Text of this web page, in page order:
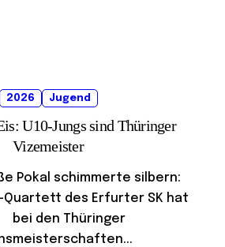
2026 Jugend
U10-Jungs sind Thüringer
Vizemeister
Pokal schimmerte silbern:
Quartett des Erfurter SK hat
bei den Thüringer